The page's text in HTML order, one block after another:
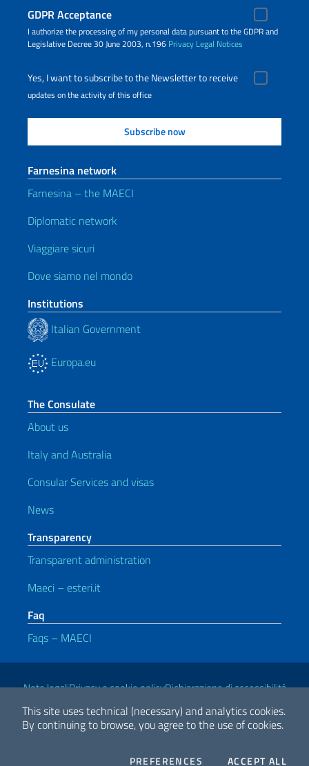
This site uses technical (necessary) and analytics cookies.
By continuing to browse, you agree to the use of cookies.
PREFERENCES COOKIESACCEPT ALL
GDPR Acceptance
I authorize the processing of my personal data pursuant to the GDPR and
Legislative Decree 30 June 2003, n.196 Privacy Legal Notices
Yes, I want to subscribe to the Newsletter to receive
updates on the activity of this office
Farnesina network
Farnesina – the MAECI
Diplomatic network
Viaggiare sicuri
Dove siamo nel mondo
Institutions
Italian Government
Europa.eu
The Consulate
About us
Italy and Australia
Consular Services and visas
News
Transparency
Transparent administration
Maeci – esteri.it
Faq
Faqs – MAECI
Useful links
Note legaliPrivacy e cookie policyDichiarazione di accessibilità